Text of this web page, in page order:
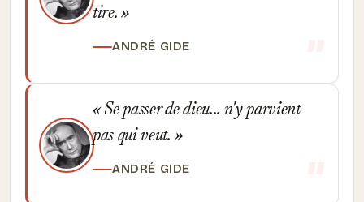
tire.
ANDRÉ GIDE
Se passer de dieu... n'y parvient
pas qui veut.
ANDRÉ GIDE